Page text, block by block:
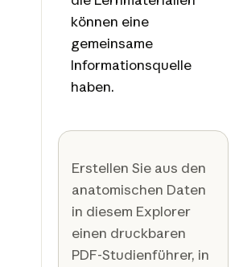
können eine
gemeinsame
Informationsquelle
haben.
Erstellen Sie aus den
anatomischen Daten
in diesem Explorer
einen druckbaren
PDF-Studienführer, in